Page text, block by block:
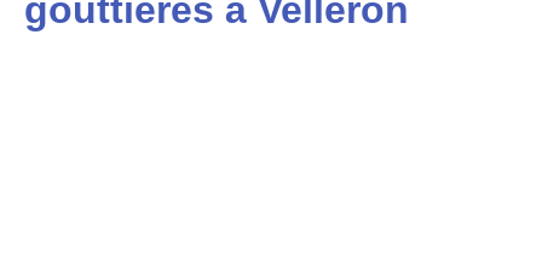
gouttières à Velleron